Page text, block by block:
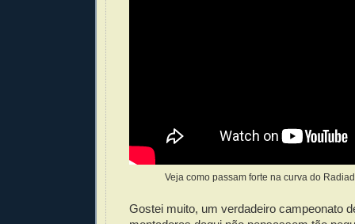
Veja como passam forte na curva do
Gostei muito, um verdadeiro campeonato